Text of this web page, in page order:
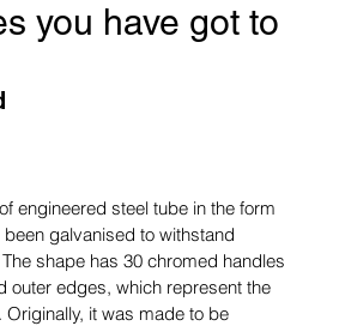
you have got to
engineered steel tube in the form
galvanised to withstand
shape has 30 chromed handles
outer edges, which represent the
it was made to be